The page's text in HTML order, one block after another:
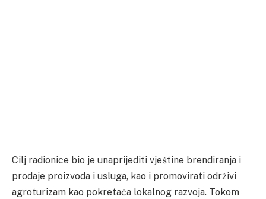
Cilj radionice bio je unaprijediti vještine brendiranja i
prodaje proizvoda i usluga, kao i promovirati održivi
agroturizam kao pokretača lokalnog razvoja. Tokom